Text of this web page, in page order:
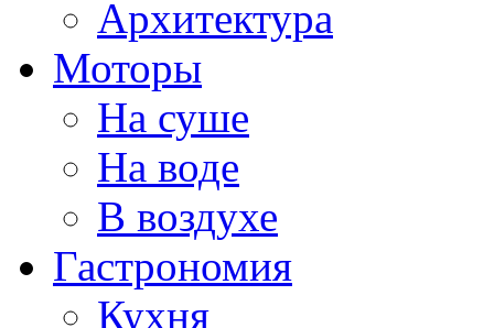
Архитектура
Моторы
На суше
На воде
В воздухе
Гастрономия
Кухня